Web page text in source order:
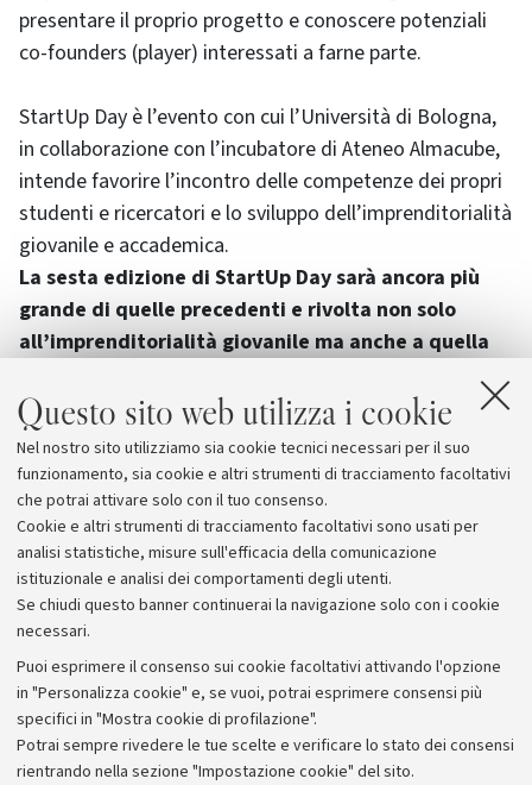
Questo sito web utilizza i cookie
Nel nostro sito utilizziamo sia cookie tecnici necessari per il suo
funzionamento, sia cookie e altri strumenti di tracciamento facoltativi
che potrai attivare solo con il tuo consenso.
Cookie e altri strumenti di tracciamento facoltativi sono usati per
analisi statistiche, misure sull'efficacia della comunicazione
istituzionale e analisi dei comportamenti degli utenti.
Se chiudi questo banner continuerai la navigazione solo con i cookie
necessari.
Puoi esprimere il consenso sui cookie facoltativi attivando l'opzione
in "Personalizza cookie" e, se vuoi, potrai esprimere consensi più
specifici in "Mostra cookie di profilazione".
Potrai sempre rivedere le tue scelte e verificare lo stato dei consensi
rientrando nella sezione "Impostazione cookie" del sito.
presentare il proprio progetto e conoscere potenziali
co-founders (player) interessati a farne parte.
StartUp Day è l’evento con cui l’Università di Bologna,
in collaborazione con l’incubatore di Ateneo Almacube,
intende favorire l’incontro delle competenze dei propri
studenti e ricercatori e lo sviluppo dell’imprenditorialità
giovanile e accademica.
La sesta edizione di StartUp Day sarà ancora più
grande di quelle precedenti e rivolta non solo
all’imprenditorialità giovanile ma anche a quella
, per valorizzare la ricerca svolta in Ateneo:
l’evento ospiterà iniziative dedicate a docenti e
ricercatori alle quali avranno accesso privilegiato coloro
che avranno candidato il proprio progetto alla Call for
spin off Projects.
Archivio
Comunicati stampa
Redazione